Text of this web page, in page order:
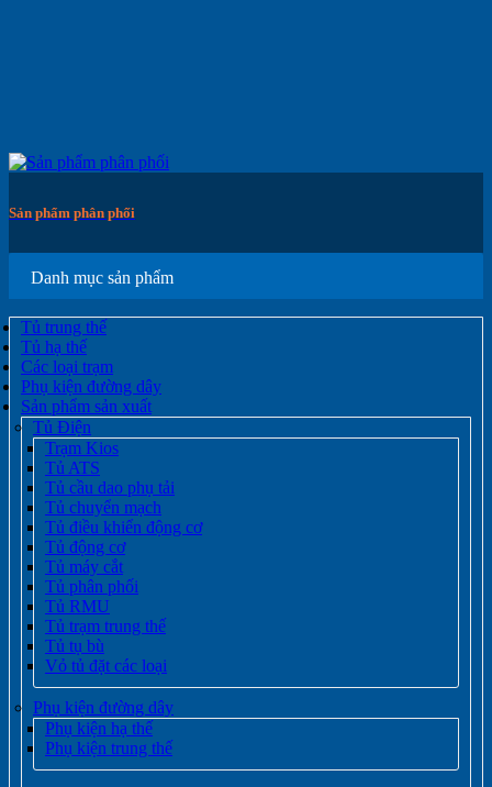
Sản phẩm phân phối
Danh mục sản phẩm
Tủ trung thế
Tủ hạ thế
Các loại trạm
Phụ kiện đường dây
Sản phẩm sản xuất
Tủ Điện
Trạm Kios
Tủ ATS
Tủ cầu dao phụ tải
Tủ chuyển mạch
Tủ điều khiển động cơ
Tủ động cơ
Tủ máy cắt
Tủ phân phối
Tủ RMU
Tủ trạm trung thế
Tủ tụ bù
Vỏ tủ đặt các loại
Phụ kiện đường dây
Phụ kiện hạ thế
Phụ kiện trung thế